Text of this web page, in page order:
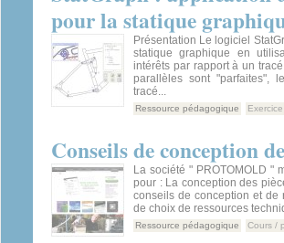
pour la statique
Présentation Le logiciel
statique graphique en
intérêts par rapport à un
parallèles sont "parfaites",
tracé...
Ressource pédagogique Exercice
Conseils de conception
La société " PROTOMOLD "
pour : La conception des
conseils de conception et de
de choix de ressources
Ressource pédagogique Cours /